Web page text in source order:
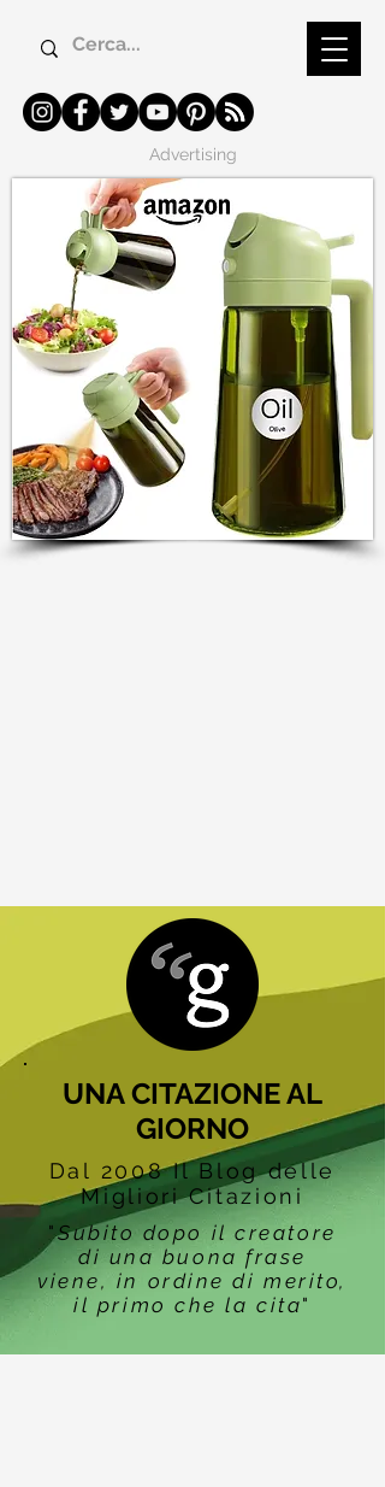
Advertising
UNA CITAZIONE AL
GIORNO
Dal 2008 Il Blog delle
Migliori Citazioni
"Subito dopo il creatore
di una buona frase
viene, in ordine di merito,
il primo che la cita"